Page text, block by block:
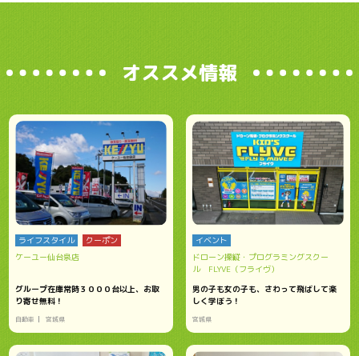
オススメ情報
ライフスタイル
クーポン
ケーユー仙台泉店
グループ在庫常時３０００台以上、お取
り寄せ無料！
自動車 宮城県
イベント
ドローン操縦・プログラミングスクー
ル FLYVE（フライヴ）
男の子も女の子も、さわって飛ばして楽
しく学ぼう！
宮城県